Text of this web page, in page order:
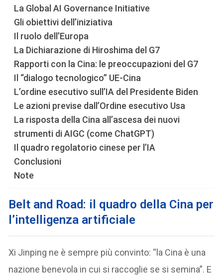
La Global AI Governance Initiative
Gli obiettivi dell’iniziativa
Il ruolo dell’Europa
La Dichiarazione di Hiroshima del G7
Rapporti con la Cina: le preoccupazioni del G7
Il “dialogo tecnologico” UE-Cina
L’ordine esecutivo sull’IA del Presidente Biden
Le azioni previse dall’Ordine esecutivo Usa
La risposta della Cina all’ascesa dei nuovi
strumenti di AIGC (come ChatGPT)
Il quadro regolatorio cinese per l’IA
Conclusioni
Note
Belt and Road: il quadro della Cina per
l’intelligenza artificiale
Xi Jinping ne è sempre più convinto: “la Cina è una
nazione benevola in cui si raccoglie se si semina”. E